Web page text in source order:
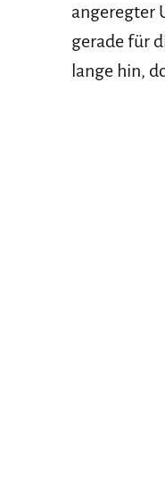
angeregter
gerade für
lange hin,